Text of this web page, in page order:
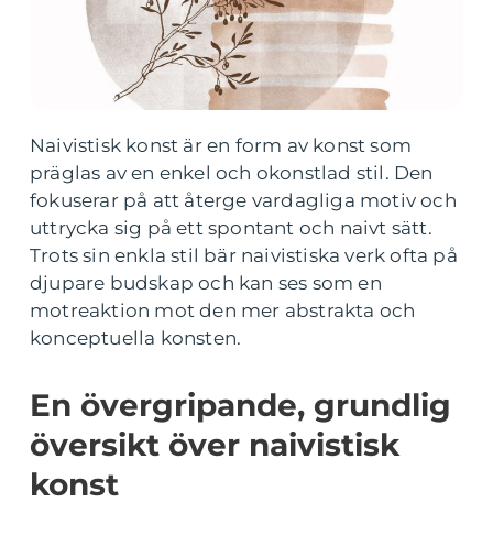
Naivistisk konst är en form av konst som
präglas av en enkel och okonstlad stil. Den
fokuserar på att återge vardagliga motiv och
uttrycka sig på ett spontant och naivt sätt.
Trots sin enkla stil bär naivistiska verk ofta på
djupare budskap och kan ses som en
motreaktion mot den mer abstrakta och
konceptuella konsten.
En övergripande, grundlig
översikt över naivistisk
konst